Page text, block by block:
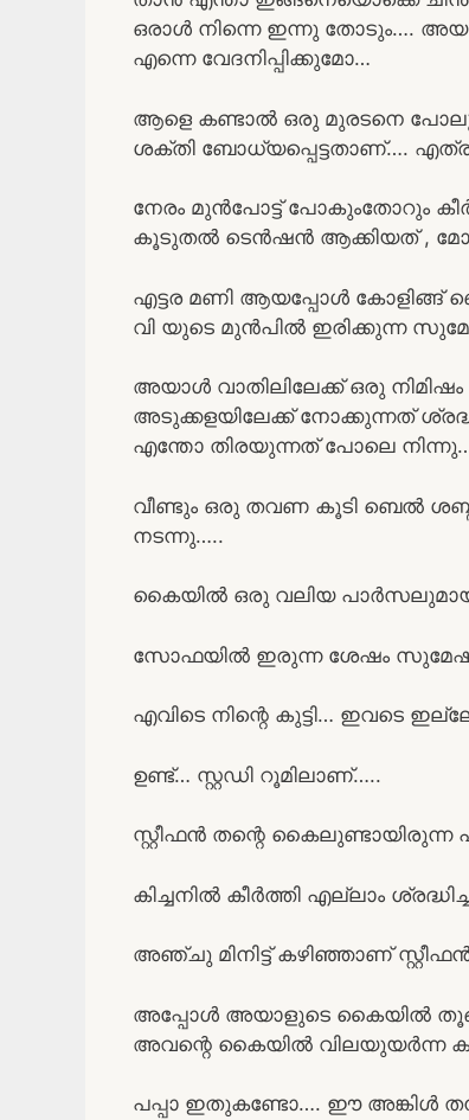
ഒരാൾ നിന്നെ ഇന്നു തോടും….
എന്നെ വേദനിപ്പിക്കുമോ…
ആളെ കണ്ടാൽ ഒരു മുരടനെ
ശക്തി ബോധ്യപ്പെട്ടതാണ്…. എത്ര
നേരം മുൻപോട്ട് പോകുംതോറും
കൂടുതൽ ടെൻഷൻ ആക്കിയത് ,
എട്ടര മണി ആയപ്പോൾ കോളിങ്ങ്
വി യുടെ മുൻപിൽ ഇരിക്കുന്ന
അയാൾ വാതിലിലേക്ക് ഒരു നിമിഷം
അടുക്കളയിലേക്ക് നോക്കുന്നത്
എന്തോ തിരയുന്നത് പോലെ
വീണ്ടും ഒരു തവണ കൂടി ബെൽ
നടന്നു…..
കൈയിൽ ഒരു വലിയ
സോഫയിൽ ഇരുന്ന ശേഷം
എവിടെ നിന്റെ കുട്ടി… ഇവടെ
ഉണ്ട്… സ്റ്റഡി റൂമിലാണ്…..
സ്റ്റീഫൻ തന്റെ കൈലുണ്ടായിരുന്ന
കിച്ചനിൽ കീർത്തി എല്ലാം
അഞ്ചു മിനിട്ട് കഴിഞ്ഞാണ്
അപ്പോൾ അയാളുടെ കൈയിൽ
അവന്റെ കൈയിൽ വിലയുയർന്ന
പപ്പാ ഇതുകണ്ടോ…. ഈ അങ്കിൾ